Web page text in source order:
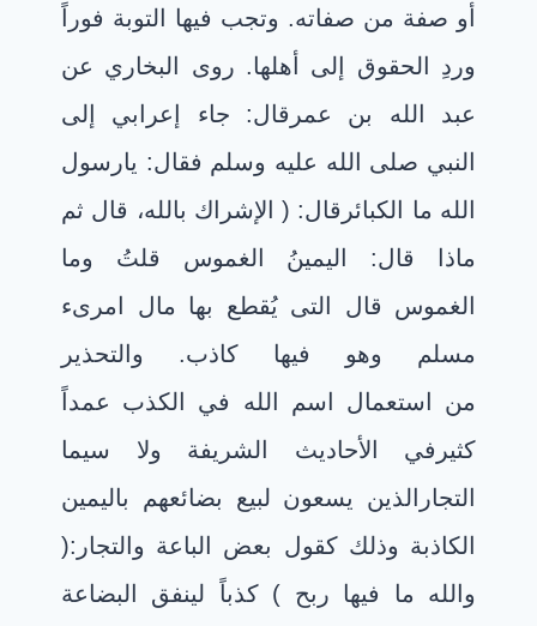
أو صفة من صفاته. وتجب فيها التوبة فوراً
وردِ الحقوق إلى أهلها. روى البخاري عن
عبد الله بن عمرقال: جاء إعرابي إلى
النبي صلى الله عليه وسلم فقال: يارسول
الله ما الكبائرقال: ( الإشراك بالله، قال ثم
ماذا قال: اليمينُ الغموس قلتُ وما
الغموس قال التى يُقطع بها مال امرىء
مسلم وهو فيها كاذب. والتحذير
من
استعمال اسم الله في الكذب عمداً
كثيرفي الأحاديث الشريفة ولا سيما
التجارالذين يسعون لبيع بضائعهم باليمين
الكاذبة وذلك كقول بعض الباعة والتجار:(
والله ما فيها ربح ) كذباً لينفق البضاعة